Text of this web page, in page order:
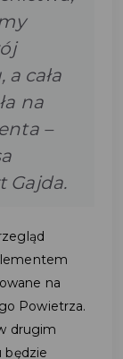
cała
na
–
Gajda.
na
Powietrza.
drugim
będzie